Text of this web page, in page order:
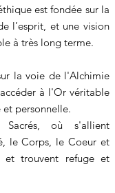
est fondée sur la
l’esprit, et une vision
à très long terme.
la voie de l'Alchimie
à l'Or véritable
et personnelle.​
Sacrés, où s'allient
le Corps, le Coeur et
et trouvent refuge et